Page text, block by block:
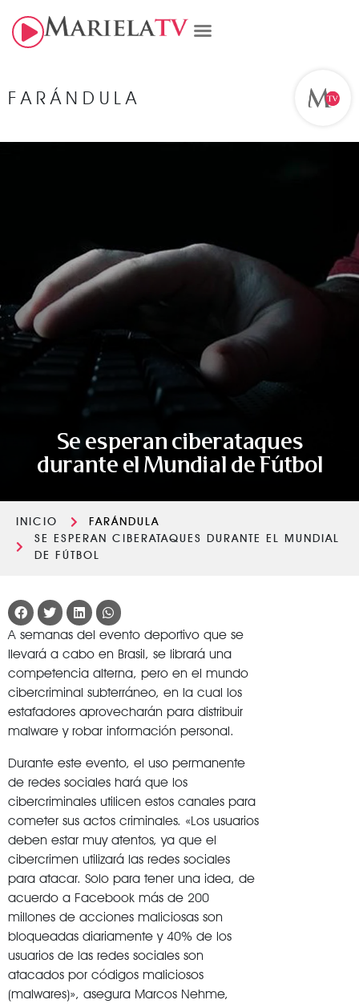
FARÁNDULA
Se esperan ciberataques
durante el Mundial de Fútbol
INICIO
FARÁNDULA
SE ESPERAN CIBERATAQUES DURANTE EL MUNDIAL
DE FÚTBOL
A semanas del evento deportivo que se
llevará a cabo en Brasil, se librará una
competencia alterna, pero en el mundo
cibercriminal subterráneo, en la cual los
estafadores aprovecharán para distribuir
malware y robar información personal.
Durante este evento, el uso permanente
de redes sociales hará que los
cibercriminales utilicen estos canales para
cometer sus actos criminales. «Los usuarios
deben estar muy atentos, ya que el
cibercrimen utilizará las redes sociales
para atacar. Solo para tener una idea, de
acuerdo a Facebook más de 200
millones de acciones maliciosas son
bloqueadas diariamente y 40% de los
usuarios de las redes sociales son
atacados por códigos maliciosos
(malwares)», asegura Marcos Nehme,